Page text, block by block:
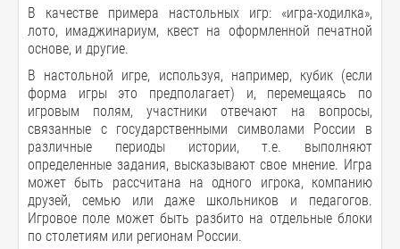
В качестве примера настольных игр: «игра-ходилка»,
лото, имаджинариум, квест на оформленной печатной
основе, и другие.
В настольной игре, используя, например, кубик (если
форма игры это предполагает) и, перемещаясь по
игровым полям, участники отвечают на вопросы,
связанные с государственными символами России в
различные периоды истории, т.е. выполняют
определенные задания, высказывают свое мнение. Игра
может быть рассчитана на одного игрока, компанию
друзей, семью или даже школьников и педагогов.
Игровое поле может быть разбито на отдельные блоки
по столетиям или регионам России.